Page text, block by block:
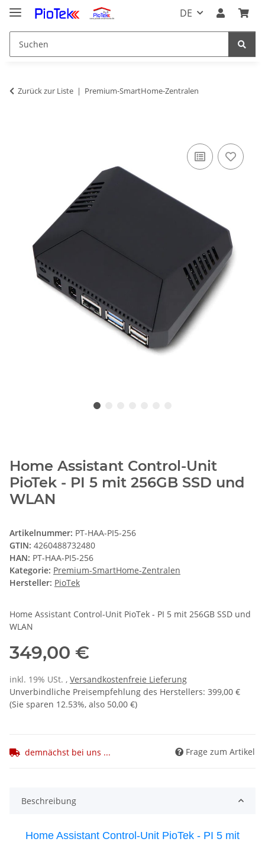
DE
Zurück zur Liste Premium-SmartHome-Zentralen
Home Assistant Control-Unit
PioTek - PI 5 mit 256GB SSD und
WLAN
Artikelnummer: PT-HAA-PI5-256
GTIN: 4260488732480
HAN: PT-HAA-PI5-256
Kategorie: Premium-SmartHome-Zentralen
Hersteller: PioTek
Home Assistant Control-Unit PioTek - PI 5 mit 256GB SSD und
WLAN
349,00 €
inkl. 19% USt. , Versandkostenfreie Lieferung
Unverbindliche Preisempfehlung des Herstellers: 399,00 €
(Sie sparen 12.53%, also 50,00 €)
demnächst bei uns ... Frage zum Artikel
Beschreibung
Home Assistant Control-Unit PioTek - PI 5 mit